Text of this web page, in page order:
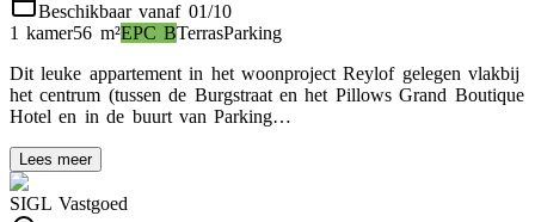
Beschikbaar vanaf 01/10
1 kamer56 m²EPC BTerrasParking
Dit leuke appartement in het woonproject Reylof gelegen vlakbij
het centrum (tussen de Burgstraat en het Pillows Grand Boutique
Hotel en in de buurt van Parking…
Lees meer
SIGL Vastgoed